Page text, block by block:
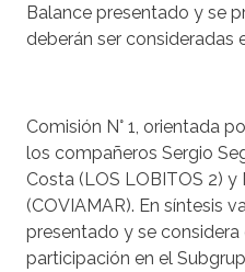
Balance presentado y se
deberán ser consideradas
Comisión N° 1, orientada
los compañeros Sergio
Costa (LOS LOBITOS 2) y
(COVIAMAR). En síntesis
presentado y se
participación en el